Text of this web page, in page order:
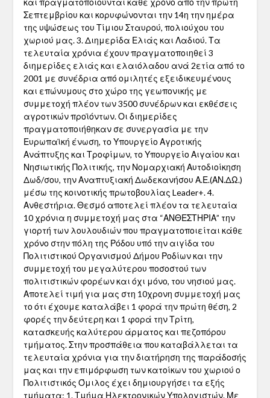
και πραγματοποιούνται κάθε χρόνο από την πρώτη
Σεπτεμβρίου και κορυφώνονται την 14η την ημέρα
της υψώσεως του Τίμιου Σταυρού, πολιούχου του
χωριού μας. 3. Διημερίδα Ελιάς και Λαδιού. Τα
τελευταία χρόνια έχουν πραγματοποιηθεί 3
διημερίδες ελιάς και ελαιόλαδου ανά 2ετία από το
2001 με συνέδρια από ομιλητές εξειδικευμένους
και επώνυμους στο χώρο της γεωπονικής με
συμμετοχή πλέον των 3500 συνέδρων και εκθέσεις
αγροτικών προϊόντων. Οι διημερίδες
πραγματοποιήθηκαν σε συνεργασία με την
Ευρωπαϊκή ένωση, το Υπουργείο Αγροτικής
Ανάπτυξης και Τροφίμων, το Υπουργείο Αιγαίου και
Νησιωτικής Πολιτικής, την Νομαρχιακή Αυτοδιοίκηση
Δωδ/σου, την Αναπτυξιακή Δωδεκανήσου Α.Ε.(ΑΝ.ΔΩ.)
μέσω της κοινοτικής πρωτοβουλίας Leader+. 4.
Ανθεστήρια. Θεσμό αποτελεί πλέον τα τελευταία
10 χρόνια η συμμετοχή μας στα “ΑΝΘΕΣΤΗΡΙΑ” την
γιορτή των λουλουδιών που πραγματοποιείται κάθε
χρόνο στην πόλη της Ρόδου υπό την αιγίδα του
Πολιτιστικού Οργανισμού Δήμου Ροδίων και την
συμμετοχή του μεγαλύτερου ποσοστού των
πολιτιστικών φορέων και όχι μόνο, του νησιού μας.
Αποτελεί τιμή για μας στη 10χρονη συμμετοχή μας
το ότι έχουμε καταλάβει 1 φορά την πρώτη θέση, 2
φορές την δεύτερη και 1 φορά την Τρίτη,
κατασκευής καλύτερου άρματος και πεζοπόρου
τμήματος. Στην προσπάθεια που καταβάλλεται τα
τελευταία χρόνια για την διατήρηση της παράδοσής
μας και την επιμόρφωση των κατοίκων του χωριού ο
Πολιτιστικός Όμιλος έχει δημιουργήσει τα εξής
τμήματα: 1. Τμήμα Ηλεκτρονικών Υπολογιστών. Με